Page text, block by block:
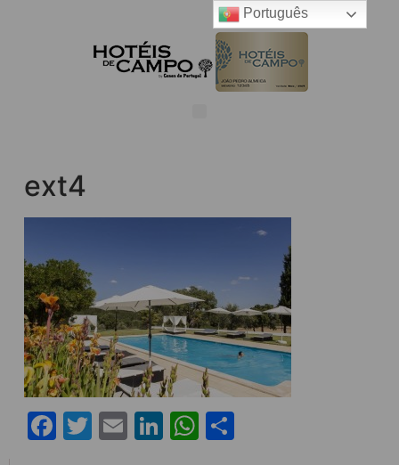
ext4
Facebook
Twitter
EmailLinkedIn
WhatsApp
Português